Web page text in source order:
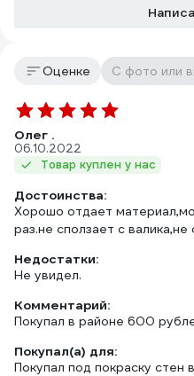
Оценке С фото или
Олег .
06.10.2022
Товар куплен у нас
Достоинства:
Хорошо отдает
раз.не сползает с валика,не
Недостатки:
Не увидел.
Комментарий:
Покупал в районе 600
Покупал(а) для:
Покупал под покраску стен